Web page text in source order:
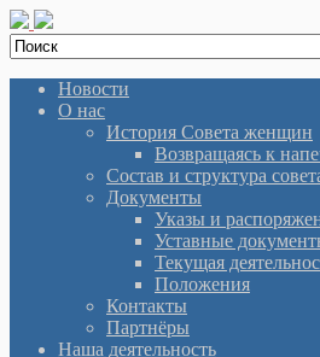
Новости
О нас
История Cовета женщин
Возвращаясь к
Состав и структура
Документы
Указы и
Уставные
Текущая
Положения
Контакты
Партнёры
Наша деятельность